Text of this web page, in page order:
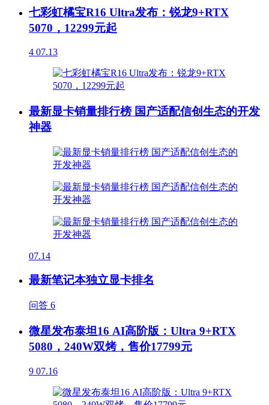
七彩虹橘宝R16 Ultra发布：锐龙9+RTX
5070，12299元起
4 07.13
最新显卡销量排行榜 国产适配信创生态的开发
神器
07.14
最新笔记本独立显卡排名
问答 6
微星发布泰坦16 AI高阶版：Ultra 9+RTX
5080，240W双烤，售价17799元
9 07.16